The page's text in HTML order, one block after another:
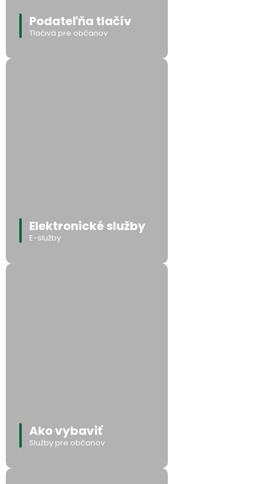
Podateľňa tlačív
Tlačivá pre občanov
Elektronické služby
E-služby
Ako vybaviť
Služby pre občanov